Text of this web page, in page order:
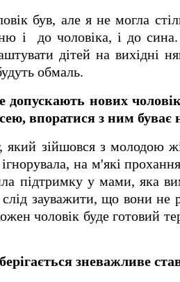
був, але я не могла
і
до чоловіка, і до
дітей на вихідні
обмаль.
нових
впоратися з ним буває
який зійшовся з молодою
на м'які
підтримку у мами, яка
зауважити, що вони не
чоловік буде готовий
зневажливе